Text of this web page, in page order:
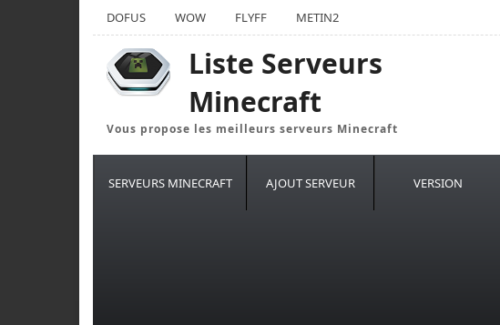
DOFUS WOW FLYFF METIN2
Liste Serveurs
Minecraft
Vous propose les meilleurs serveurs Minecraft
SERVEURS MINECRAFT AJOUT SERVEUR VERSION